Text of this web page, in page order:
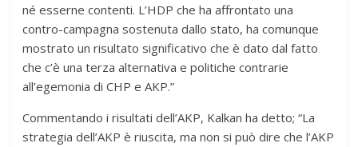
né esserne contenti. L’HDP che ha affrontato una
contro-campagna sostenuta dallo stato, ha comunque
mostrato un risultato significativo che è dato dal fatto
che c’è una terza alternativa e politiche contrarie
all’egemonia di CHP e AKP.”
Commentando i risultati dell’AKP, Kalkan ha detto; “La
strategia dell’AKP è riuscita, ma non si può dire che l’AKP